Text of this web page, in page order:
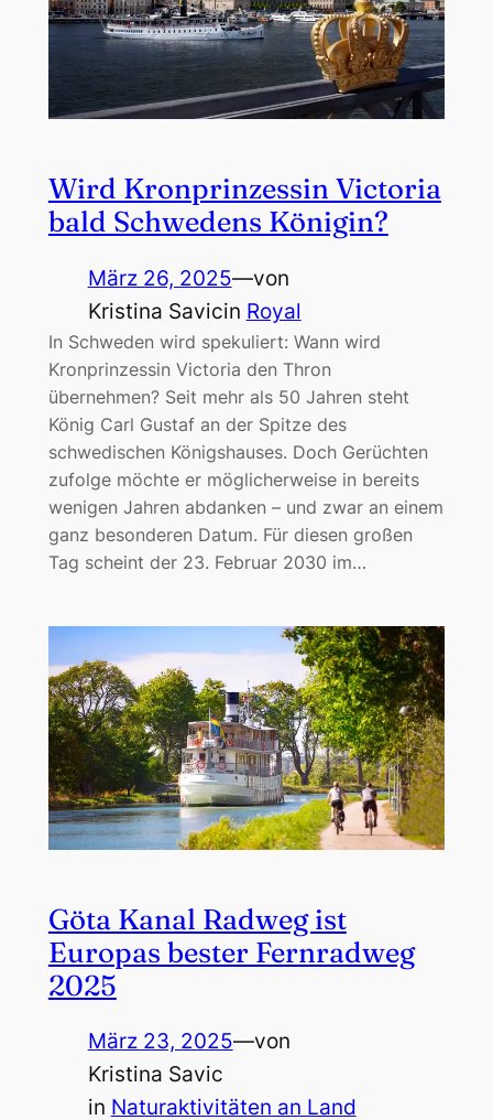
Wird Kronprinzessin Victoria
bald Schwedens Königin?
März 26, 2025—von
Kristina Savicin Royal
In Schweden wird spekuliert: Wann wird
Kronprinzessin Victoria den Thron
übernehmen? Seit mehr als 50 Jahren steht
König Carl Gustaf an der Spitze des
schwedischen Königshauses. Doch Gerüchten
zufolge möchte er möglicherweise in bereits
wenigen Jahren abdanken – und zwar an einem
ganz besonderen Datum. Für diesen großen
Tag scheint der 23. Februar 2030 im…
Göta Kanal Radweg ist
Europas bester Fernradweg
2025
März 23, 2025—von
Kristina Savic
in Naturaktivitäten an Land